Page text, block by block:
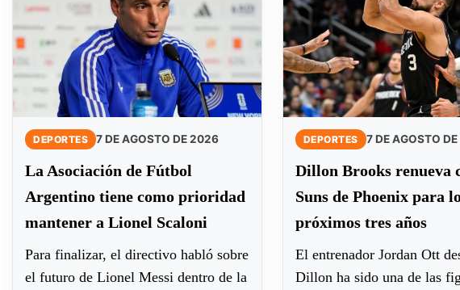
DEPORTES 7 DE AGOSTO DE 2026
La Asociación de Fútbol
Argentino tiene como prioridad
mantener a Lionel Scaloni
Para finalizar, el directivo habló sobre
el futuro de Lionel Messi dentro de la
DEPORTES 7 DE AGOSTO
Dillon Brooks renueva
Suns de Phoenix para
próximos tres años
El entrenador Jordan Ott
Dillon ha sido una de las